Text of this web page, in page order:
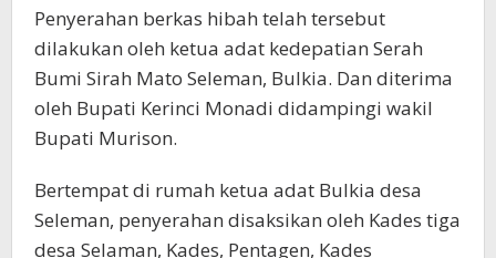
Penyerahan berkas hibah telah tersebut
dilakukan oleh ketua adat kedepatian Serah
Bumi Sirah Mato Seleman, Bulkia. Dan diterima
oleh Bupati Kerinci Monadi didampingi wakil
Bupati Murison.
Bertempat di rumah ketua adat Bulkia desa
Seleman, penyerahan disaksikan oleh Kades tiga
desa Selaman, Kades, Pentagen, Kades